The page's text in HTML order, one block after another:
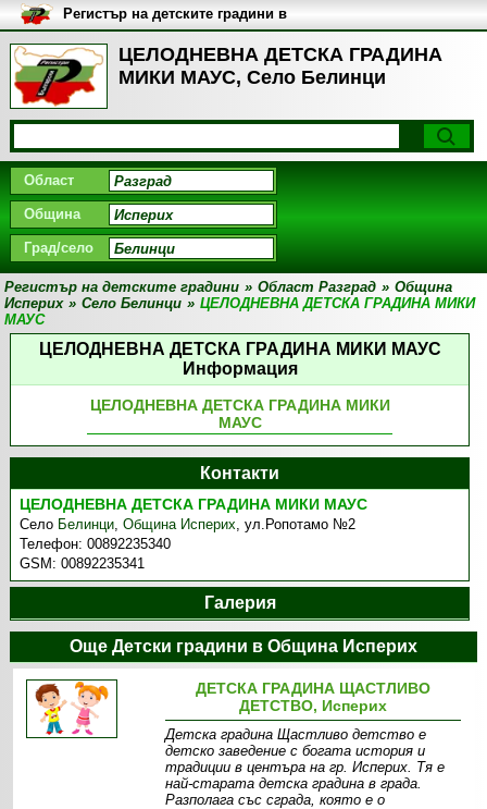
ЦЕЛОДНЕВНА ДЕТСКА ГРАДИНА
МИКИ МАУС, Село Белинци
Регистър на детските градини в
България
Област
Община
Град/село
Регистър на детските градини » Област Разград » Община
Исперих » Село Белинци » ЦЕЛОДНЕВНА ДЕТСКА ГРАДИНА МИКИ
МАУС
ЦЕЛОДНЕВНА ДЕТСКА ГРАДИНА МИКИ МАУС
Информация
ЦЕЛОДНЕВНА ДЕТСКА ГРАДИНА МИКИ
МАУС
Контакти
ЦЕЛОДНЕВНА ДЕТСКА ГРАДИНА МИКИ МАУС
Село Белинци,Община Исперих,ул.Ропотамо №2
Телефон:00892235340
GSM:00892235341
Галерия
Още Детски градини в Община Исперих
ДЕТСКА ГРАДИНА ЩАСТЛИВО
ДЕТСТВО, Исперих
Детска градина Щастливо детство е
детско заведение с богата история и
традиции в центъра на гр. Исперих. Тя е
най-старата детска градина в града.
Разполага със сграда, която е о